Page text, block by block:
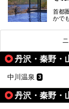
業」
今の
昭和
に建
提供
【
この
首都
かで
が楽
そし
して
加え
のお
今回
（以
蛸川
りお
丹沢・秦野・
中川温泉 3
丹沢・秦野・